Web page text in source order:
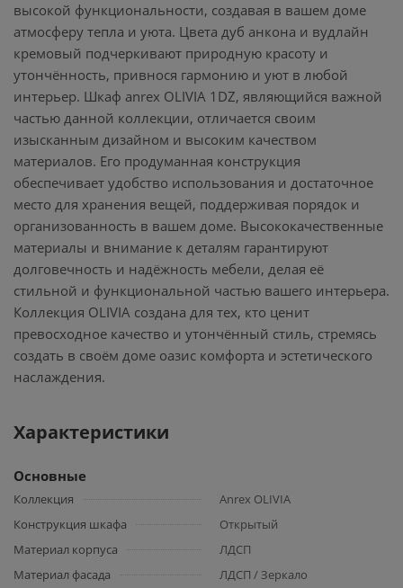
высокой функциональности, создавая в вашем доме
атмосферу тепла и уюта. Цвета дуб анкона и вудлайн
кремовый подчеркивают природную красоту и
утончённость, привнося гармонию и уют в любой
интерьер. Шкаф anrex OLIVIA 1DZ, являющийся важной
частью данной коллекции, отличается своим
изысканным дизайном и высоким качеством
материалов. Его продуманная конструкция
обеспечивает удобство использования и достаточное
место для хранения вещей, поддерживая порядок и
организованность в вашем доме. Высококачественные
материалы и внимание к деталям гарантируют
долговечность и надёжность мебели, делая её
стильной и функциональной частью вашего интерьера.
Коллекция OLIVIA создана для тех, кто ценит
превосходное качество и утончённый стиль, стремясь
создать в своём доме оазис комфорта и эстетического
наслаждения.
Характеристики
Основные
Коллекция
Anrex OLIVIA
Конструкция шкафа
Открытый
Материал корпуса
ЛДСП
Материал фасада
ЛДСП / Зеркало